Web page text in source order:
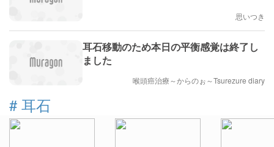
思いつき
耳石移動のため本日の平衡感覚は終了し
ました
喉頭癌治療～からのぉ～Tsurezure diary
# 耳石